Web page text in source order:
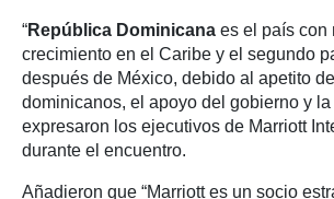
“República Dominicana es el país con
crecimiento en el Caribe y el segundo
después de México, debido al apetito
dominicanos, el apoyo del gobierno y la
expresaron los ejecutivos de Marriott
durante el encuentro.
Añadieron que “Marriott es un socio